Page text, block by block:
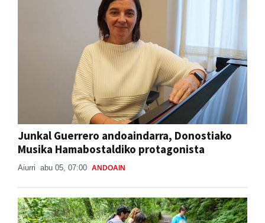
Junkal Guerrero andoaindarra, Donostiako
Musika Hamabostaldiko protagonista
Aiurri abu 05, 07:00 ANDOAIN